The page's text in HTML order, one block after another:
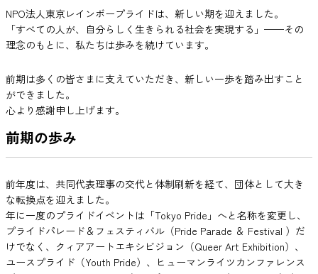
NPO法人東京レインボープライドは、新しい期を迎えました。
「すべての人が、自分らしく生きられる社会を実現する」——その
理念のもとに、私たちは歩みを続けています。
前期は多くの皆さまに支えていただき、新しい一歩を踏み出すこと
ができました。
心より感謝申し上げます。
前期の歩み
前年度は、共同代表理事の交代と体制刷新を経て、団体として大き
な転換点を迎えました。
年に一度のプライドイベントは「Tokyo Pride」へと名称を変更し、
プライドパレード＆フェスティバル（Pride Parade ＆ Festival ）だ
けでなく、クィアアートエキシビジョン（Queer Art Exhibition）、
ユースプライド（Youth Pride）、ヒューマンライツカンファレンス